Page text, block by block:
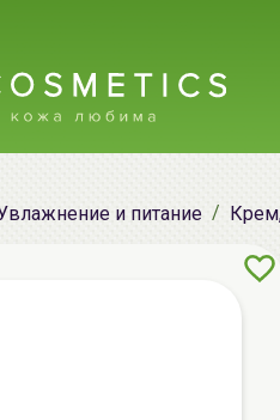
и питание